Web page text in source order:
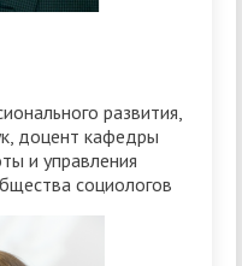
развития,
доцент кафедры
и управления
социологов